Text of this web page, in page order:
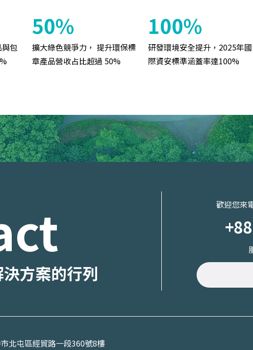
包
50%
擴大綠色競爭力， 提升環保標
章產品營收占比超過 50%
100%
研發環境安全提升，2025年國
際資安標準涵蓋率達100%
方案的行列
歡迎您來
北屯區經貿路一段360號8樓